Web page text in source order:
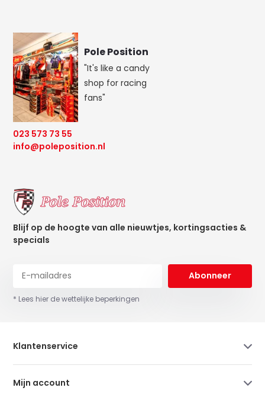
Pole Position
"It's like a candy
shop for racing
fans"
023 573 73 55
info@poleposition.nl
Blijf op de hoogte van alle nieuwtjes, kortingsacties &
specials
Abonneer
* Lees hier de wettelijke beperkingen
Klantenservice
Mijn account